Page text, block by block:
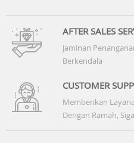
AFTER SALES
Jaminan
Berkendala
CUSTOMER
Memberikan
Dengan Ramah,